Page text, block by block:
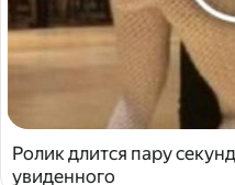
Ролик длится пару
увиденного